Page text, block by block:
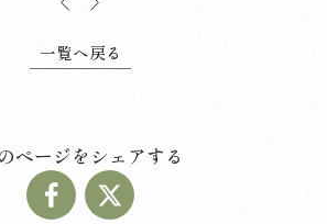
一覧へ戻る
ページをシェアする